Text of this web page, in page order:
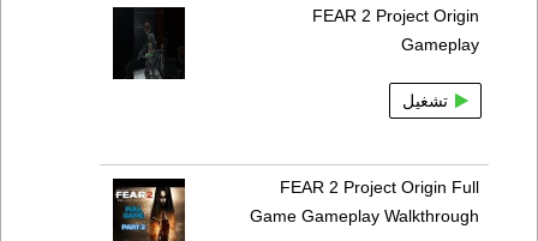
FEAR 2 Project Origin
Gameplay
تشغيل
FEAR 2 Project Origin Full
Game Gameplay Walkthrough